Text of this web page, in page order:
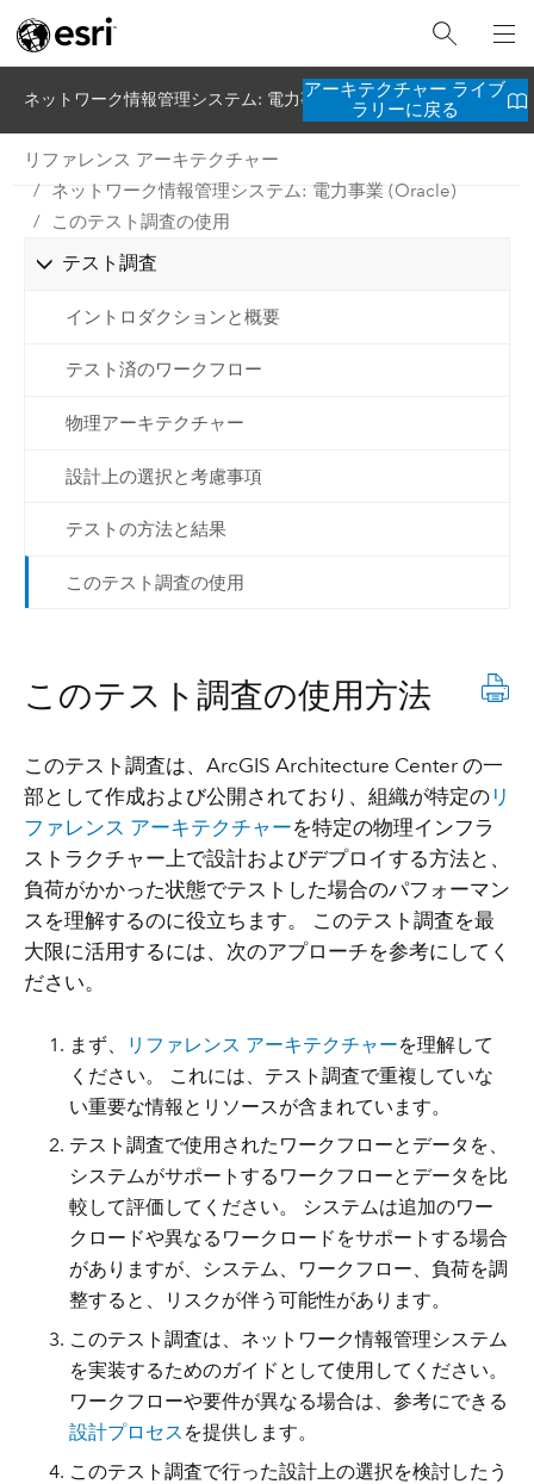
ネットワーク情報管理システム: 電力事業 (Oracle)アーキテクチャー ライブ
ラリーに戻る
リファレンス アーキテクチャー
ネットワーク情報管理システム: 電力事業 (Oracle)
このテスト調査の使用
テスト調査
イントロダクションと概要
テスト済のワークフロー
物理アーキテクチャー
設計上の選択と考慮事項
テストの方法と結果
このテスト調査の使用
このテスト調査の使用方法
このテスト調査は、ArcGIS Architecture Center の一
部として作成および公開されており、組織が特定のリ
ファレンス アーキテクチャーを特定の物理インフラ
ストラクチャー上で設計およびデプロイする方法と、
負荷がかかった状態でテストした場合のパフォーマン
スを理解するのに役立ちます。 このテスト調査を最
大限に活用するには、次のアプローチを参考にしてく
ださい。
まず、 リファレンス アーキテクチャーを理解して
ください。 これには、テスト調査で重複していな
い重要な情報とリソースが含まれています。
テスト調査で使用されたワークフローとデータを、
システムがサポートするワークフローとデータを比
較して評価 してください。 システムは追加のワー
クロードや異なるワークロードをサポートする場合
がありますが、システム、ワークフロー、負荷を調
整すると、リスクが伴う可能性があります。
このテスト調査は、ネットワーク情報管理システム
を実装するためのガイドとして使用 してください。
ワークフローや要件が異なる場合は、参考にできる
設計プロセス を提供します。
このテスト調査で行った設計上の選択を検討したう